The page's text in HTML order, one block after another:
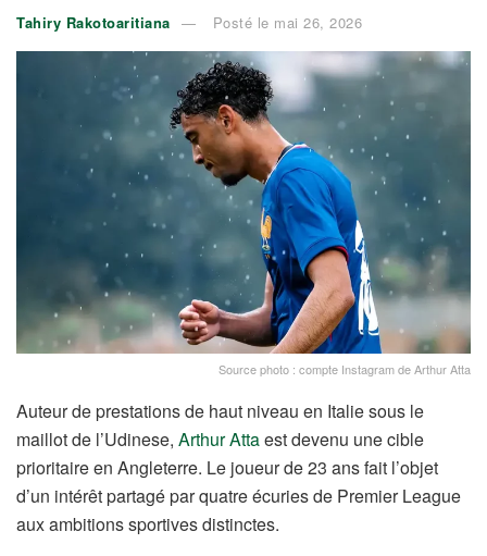
Tahiry Rakotoaritiana Posté le mai 26, 2026
Source photo : compte Instagram de Arthur Atta
Auteur de prestations de haut niveau en Italie sous le
maillot de l’Udinese, Arthur Attaest devenu une cible
prioritaire en Angleterre. Le joueur de 23 ans fait l’objet
d’un intérêt partagé par quatre écuries de Premier League
aux ambitions sportives distinctes.